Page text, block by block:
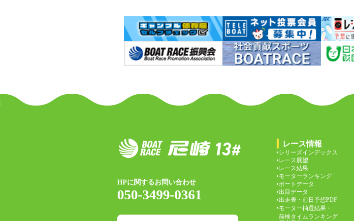
HPに関するお問い合わせ
050-3499-0361
レース情報
シリーズインデックス
レース展望
レース結果
モーターランキング
ボートデータ
出目データ
出走表・前日予想PDF
モーター抽選結果・
前検タイムランキング